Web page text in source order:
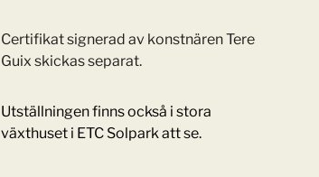
Certifikat signerad av konstnären Tere
Guix skickas separat.
Utställningen finns också i stora
växthuset i ETC Solpark att se.